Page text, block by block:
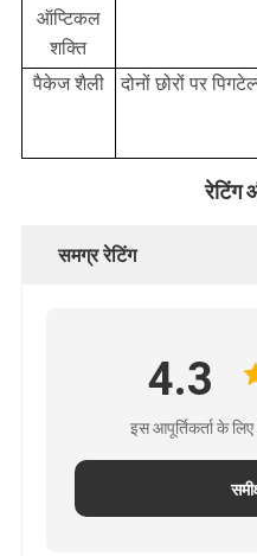
ऑप्टिकल
शक्ति
पैकेज शैली दोनों छोरों पर
रेटिंग
समग्र रेटिंग
4.3
इस आपूर्तिकर्ता के